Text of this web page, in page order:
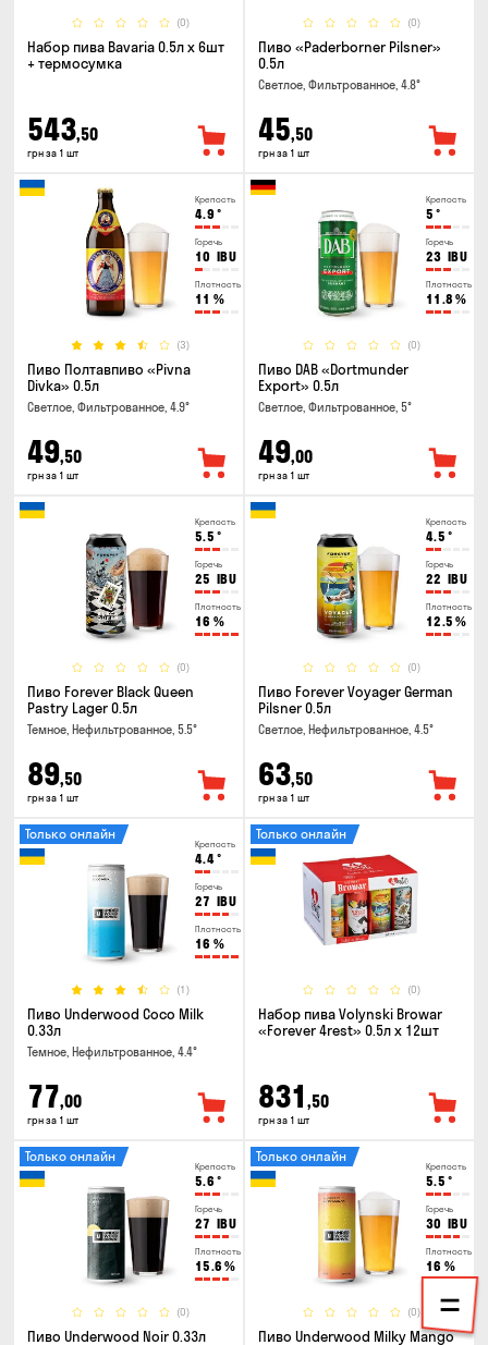
(0)
Набор пива Bavaria 0.5л х 6шт
+ термосумка
543,50
грн за 1 шт
(0)
Пиво «Paderborner Pilsner»
0.5л
Светлое, Фильтрованное, 4.8°
45,50
грн за 1 шт
Крепость
4.9 °
Горечь
10 IBU
Плотность
11 %
(3)
Пиво Полтавпиво «Pivna
Divka» 0.5л
Светлое, Фильтрованное, 4.9°
49,50
грн за 1 шт
Крепость
5 °
Горечь
23 IBU
Плотность
11.8 %
(0)
Пиво DAB «Dortmunder
Export» 0.5л
Светлое, Фильтрованное, 5°
49,00
грн за 1 шт
Крепость
5.5 °
Горечь
25 IBU
Плотность
16 %
(0)
Пиво Forever Black Queen
Pastry Lager 0.5л
Темное, Нефильтрованное, 5.5°
89,50
грн за 1 шт
Крепость
4.5 °
Горечь
22 IBU
Плотность
12.5 %
(0)
Пиво Forever Voyager German
Pilsner 0.5л
Светлое, Нефильтрованное, 4.5°
63,50
грн за 1 шт
Крепость
4.4°
Горечь
27 IBU
Плотность
16 %
(1)
Только онлайн
Пиво Underwood Coco Milk
0.33л
Темное, Нефильтрованное, 4.4°
77,00
грн за 1 шт
(0)
Только онлайн
Набор пива Volynski Browar
«Forever 4rest» 0.5л х 12шт
831 ,50
грн за 1 шт
Крепость
5.6 °
Горечь
27 IBU
Плотность
15.6 %
(0)
Только онлайн
Пиво Underwood Noir 0.33л
Крепость
5.5 °
Горечь
30 IBU
Плотность
16 %
(0)
Только онлайн
Пиво Underwood Milky Mango